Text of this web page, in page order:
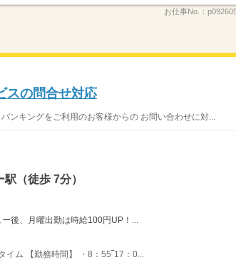
お仕事No.：
スの問合せ対応
ンキングをご利用のお客様からの お問い合わせに対...
（徒歩 7分）
後、月曜出勤は時給100円UP！...
イム 【勤務時間】 ・8：55‾17：0...